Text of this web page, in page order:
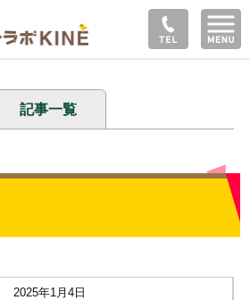
記事一覧
2025年1月4日